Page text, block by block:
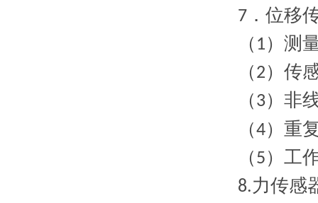
7 ．位移
（ 1 ）测
（ 2 ）传
（ 3）非
（4）重
（ 5 ）工
8.力传感